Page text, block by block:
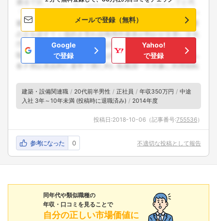
メールで登録（無料）
Google
で登録
Yahoo!
で登録
建築・設備関連職 20代前半男性 正社員 年収350万円
中途
入社 3年～10年未満 (投稿時に退職済み)
2014年度
投稿日:2018-10-06 （記事番号:755536）
参考になった 0 不適切な投稿として報告
同年代や類似職種の
年収・口コミを見ることで
自分の正しい市場価値に